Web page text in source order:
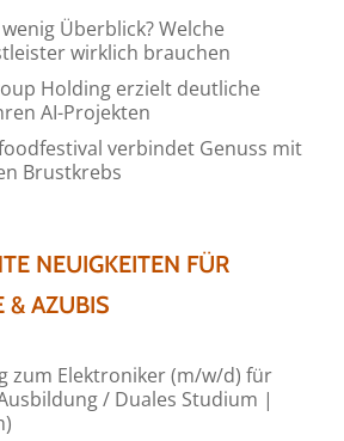
Überblick? Welche
wirklich brauchen
Holding erzielt deutliche
AI-Projekten
verbindet Genuss mit
Brustkrebs
NEUIGKEITEN FÜR
& AZUBIS
zum Elektroniker (m/w/d) für
/ Duales Studium |